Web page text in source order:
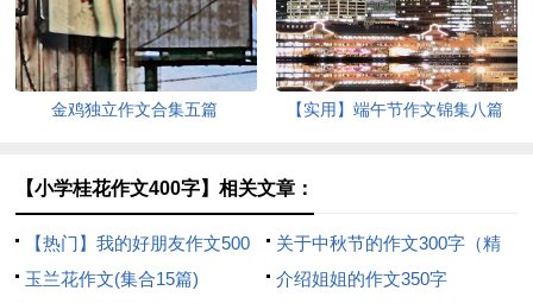
金鸡独立作文合集五篇 【实用】端午节作文锦集八篇
【小学桂花作文400字】相关文章：
【热门】我的好朋友作文500
字3篇
关于中秋节的作文300字（精
选23篇）
玉兰花作文(集合15篇) 介绍姐姐的作文350字